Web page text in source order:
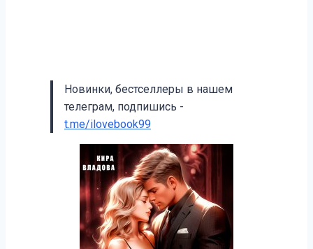
Новинки, бестселлеры в нашем
телеграм, подпишись -
t.me/ilovebook99